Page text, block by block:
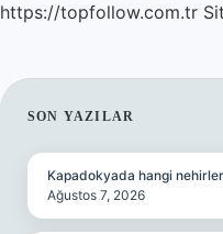
https://topfollow.com.tr
SIDEBAR
SON YAZILAR
Kapadokyada hangi
Ağustos 7, 2026